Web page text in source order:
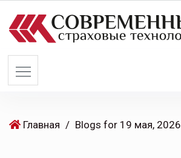
Главная / Blogs for 19 мая, 2026